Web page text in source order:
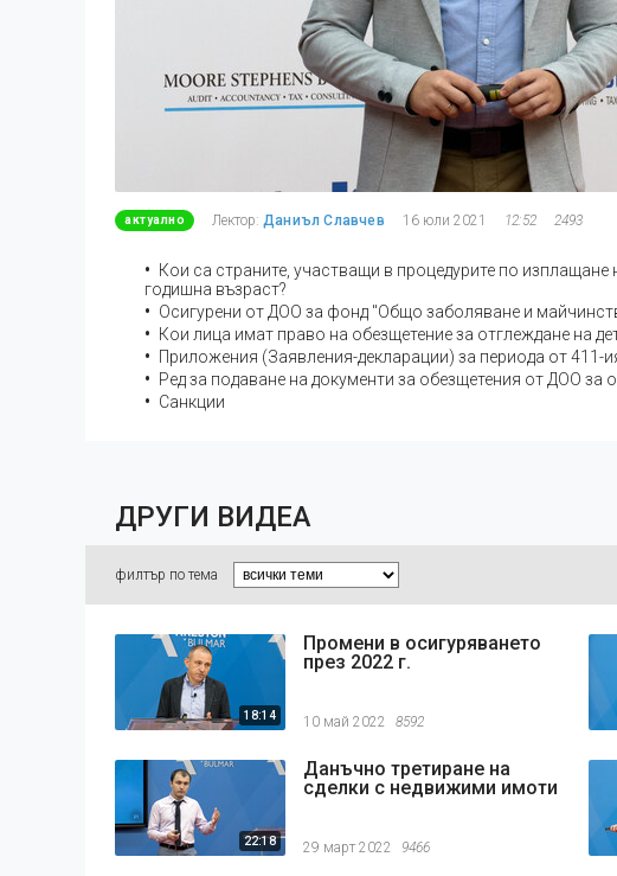
актуално Лектор: Даниъл Славчев 16 юли 2021 12:52 2493
Кои са страните, участващи в процедурите по
годишна възраст?
Осигурени от ДОО за фонд "Общо заболяване и
Кои лица имат право на обезщетение за отглеждане на
Приложения (Заявления-декларации) за периода от 411-
Ред за подаване на документи за обезщетения от ДОО за
Санкции
ДРУГИ ВИДЕА
филтър по тема
18:14
Промени в осигуряването
през 2022 г.
10 май 2022 8592
22:18
Данъчно третиране на
сделки с недвижими имоти
29 март 2022 9466